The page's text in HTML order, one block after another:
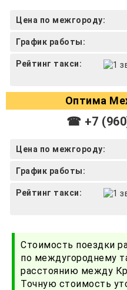
Цена по межгороду:
График работы:
Рейтинг такси:
Оптима
☎ +7
Цена по межгороду:
График работы:
Рейтинг такси:
Стоимость поездки
по междугороднему
расстоянию между
Точную стоимость